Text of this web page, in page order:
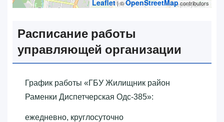
Leaflet| ©OpenStreetMapcontributors
Расписание работы
управляющей организации
График работы «‎ГБУ Жилищник район
Раменки Диспетчерская Одс-385»‎:
ежедневно, круглосуточно